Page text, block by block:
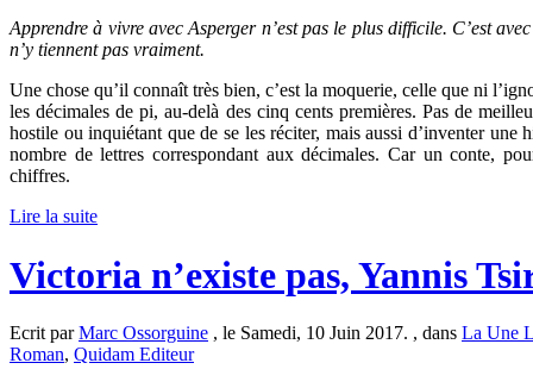
Apprendre à vivre avec Asperger n’est pas le plus difficile. C’est
n’y tiennent pas vraiment.
Une chose qu’il connaît très bien, c’est la moquerie, celle que ni
les décimales de pi, au-delà des cinq cents premières. Pas de
hostile ou inquiétant que de se les réciter, mais aussi d’inventer une
nombre de lettres correspondant aux décimales. Car un conte,
chiffres.
Lire la suite
Victoria n’existe pas, Yannis
Ecrit parMarc Ossorguine , le Samedi, 10 Juin 2017. , dans La Une
Roman, Quidam Editeur